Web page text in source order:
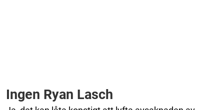
Ingen Ryan Lasch